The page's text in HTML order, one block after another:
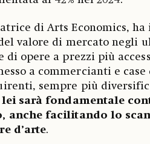
di Arts Economics,
valore di mercato negli
di opere a prezzi più
a commercianti e case
sempre più
sarà fondamentale
anche facilitando lo
d’arte.